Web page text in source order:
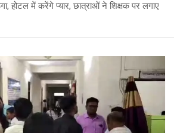
होटल में करेंगे प्यार, छात्राओं ने शिक्षक पर लगाए